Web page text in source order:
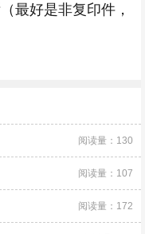
最好是非复印件，
阅读量：130
阅读量：107
阅读量：172